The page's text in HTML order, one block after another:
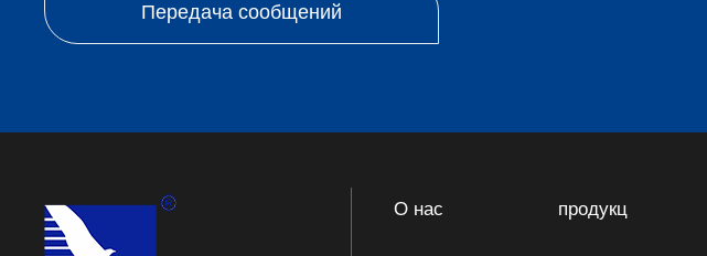
Передача сообщений
О нас продукц